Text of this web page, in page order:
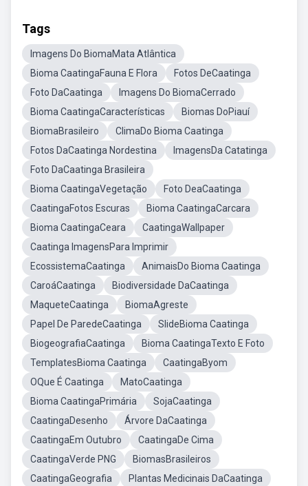
Tags
Imagens Do BiomaMata Atlântica
Bioma CaatingaFauna E Flora
Fotos DeCaatinga
Foto DaCaatinga
Imagens Do BiomaCerrado
Bioma CaatingaCaracterísticas
Biomas DoPiauí
BiomaBrasileiro
ClimaDo Bioma Caatinga
Fotos DaCaatinga Nordestina
ImagensDa Catatinga
Foto DaCaatinga Brasileira
Bioma CaatingaVegetação
Foto DeaCaatinga
CaatingaFotos Escuras
Bioma CaatingaCarcara
Bioma CaatingaCeara
CaatingaWallpaper
Caatinga ImagensPara Imprimir
EcossistemaCaatinga
AnimaisDo Bioma Caatinga
CaroáCaatinga
Biodiversidade DaCaatinga
MaqueteCaatinga
BiomaAgreste
Papel De ParedeCaatinga
SlideBioma Caatinga
BiogeografiaCaatinga
Bioma CaatingaTexto E Foto
TemplatesBioma Caatinga
CaatingaByom
OQue É Caatinga
MatoCaatinga
Bioma CaatingaPrimária
SojaCaatinga
CaatingaDesenho
Árvore DaCaatinga
CaatingaEm Outubro
CaatingaDe Cima
CaatingaVerde PNG
BiomasBrasileiros
CaatingaGeografia
Plantas Medicinais DaCaatinga